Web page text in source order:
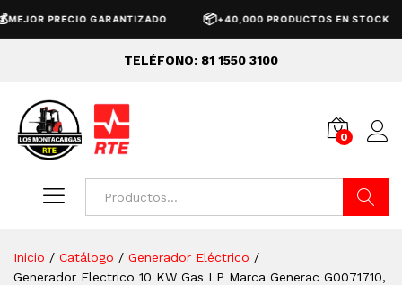
PRECIO GARANTIZADO +40,000 PRODUCTOS EN STOCK
TELÉFONO: 81 1550 3100
0
Inicio / Catálogo / Generador Eléctrico /
Generador Electrico 10 KW Gas LP Marca Generac G0071710,